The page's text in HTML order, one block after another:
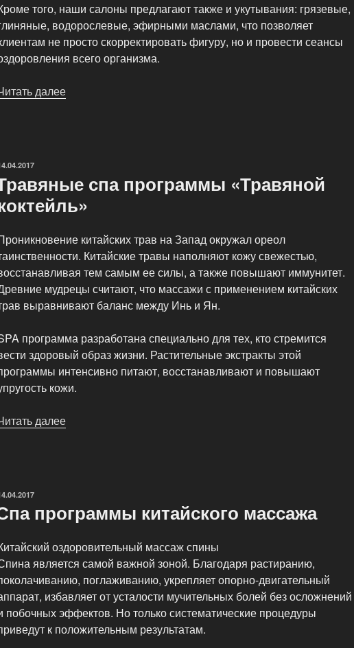
того, наши салоны предлагают также и укутывания: грязевые,
водорослевые, эфирными маслами, что позволяет
не просто скорректировать фигуру, но и провести сеансы
всего организма.
далее
спа программы «Травяной
китайских трав на Запад окружал ореол
Китайские травы наполняют кожу свежестью,
тем самым ее силы, а также повышают иммунитет.
мудрецы считают, что массажи с применением китайских
выравнивают баланс между Инь и Ян.
программа разработана специально для тех, кто стремится
здоровый образ жизни. Растительные экстракты этой
интенсивно питают, восстанавливают и повышают
кожи.
далее
программы китайского массажа
оздоровительный массаж спины
является самой важной зоной. Благодаря растиранию,
поглаживанию, укрепляет опорно-двигательный
избавляет от усталости мучительных болей без осложнений
побочных эффектов. Но только систематические процедуры
к положительным результатам.